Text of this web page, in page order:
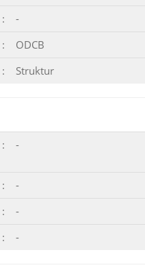
:
-
:
ODCB
: Struktur
: -
:
-
:
-
: -